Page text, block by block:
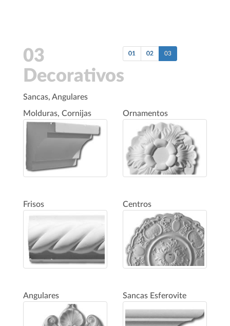
03
Decorativos
Sancas, Angulares
01 02 03
Molduras, Cornijas Ornamentos
Frisos Centros
Angulares Sancas Esferovite